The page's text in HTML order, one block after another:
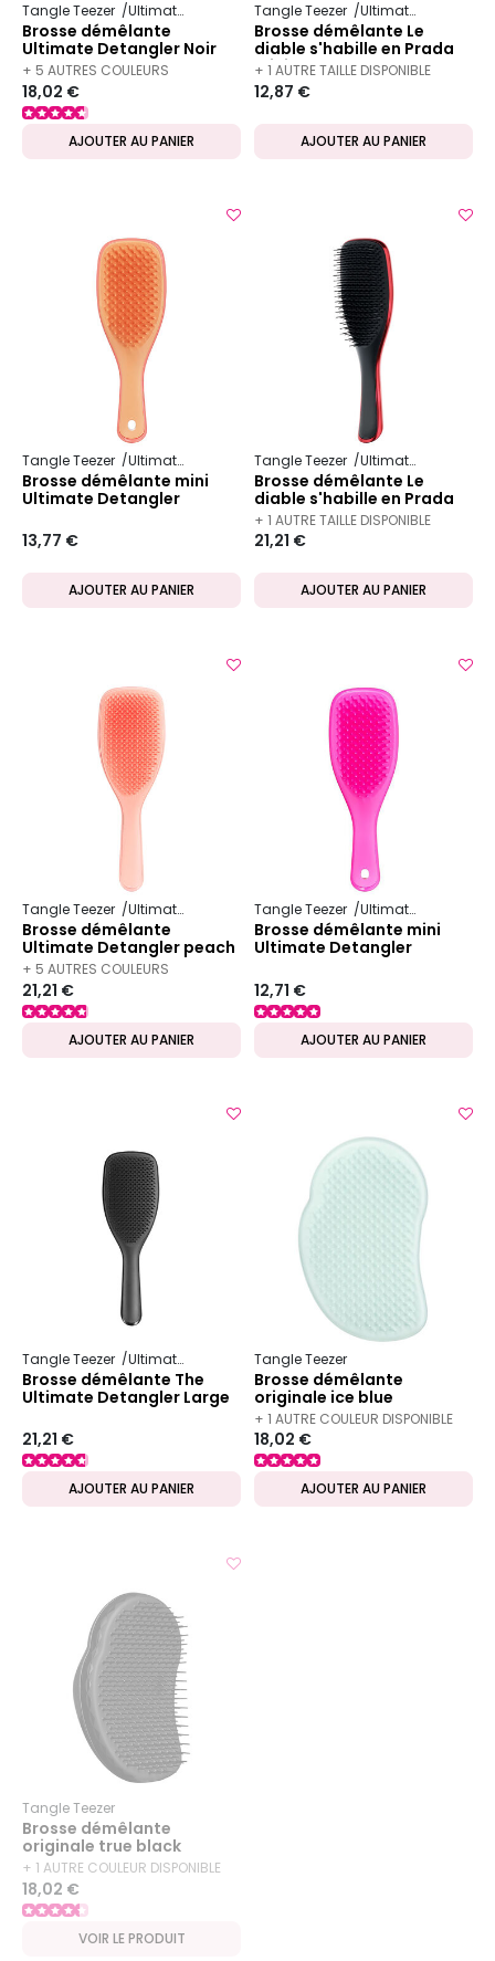
Tangle Teezer Ultimate Detangler
Brosse démêlante
Ultimate Detangler Noir
+ 5 AUTRES COULEURS
DISPONIBLES
18,02 €
AJOUTER AU PANIER
Tangle Teezer Ultimate Detangler
Brosse démêlante Le
diable s'habille en Prada
mini
+ 1 AUTRE TAILLE DISPONIBLE
12,87 €
AJOUTER AU PANIER
Tangle Teezer Ultimate Detangler
Brosse démêlante mini
Ultimate Detangler
13,77 €
AJOUTER AU PANIER
Tangle Teezer Ultimate Detangler
Brosse démêlante Le
diable s'habille en Prada
normal
+ 1 AUTRE TAILLE DISPONIBLE
21,21 €
AJOUTER AU PANIER
Tangle Teezer Ultimate Detangler
Brosse démêlante
Ultimate Detangler peach
glow
+ 5 AUTRES COULEURS
DISPONIBLES
21,21 €
AJOUTER AU PANIER
Tangle Teezer Ultimate Detangler
Brosse démêlante mini
Ultimate Detangler
12,71 €
AJOUTER AU PANIER
Tangle Teezer Ultimate Detangler
Brosse démêlante The
Ultimate Detangler Large
21,21 €
AJOUTER AU PANIER
Tangle Teezer
Brosse démêlante
originale ice blue
+ 1 AUTRE COULEUR DISPONIBLE
18,02 €
AJOUTER AU PANIER
Tangle Teezer
Brosse démêlante
originale true black
+ 1 AUTRE COULEUR DISPONIBLE
18,02 €
VOIR LE PRODUIT